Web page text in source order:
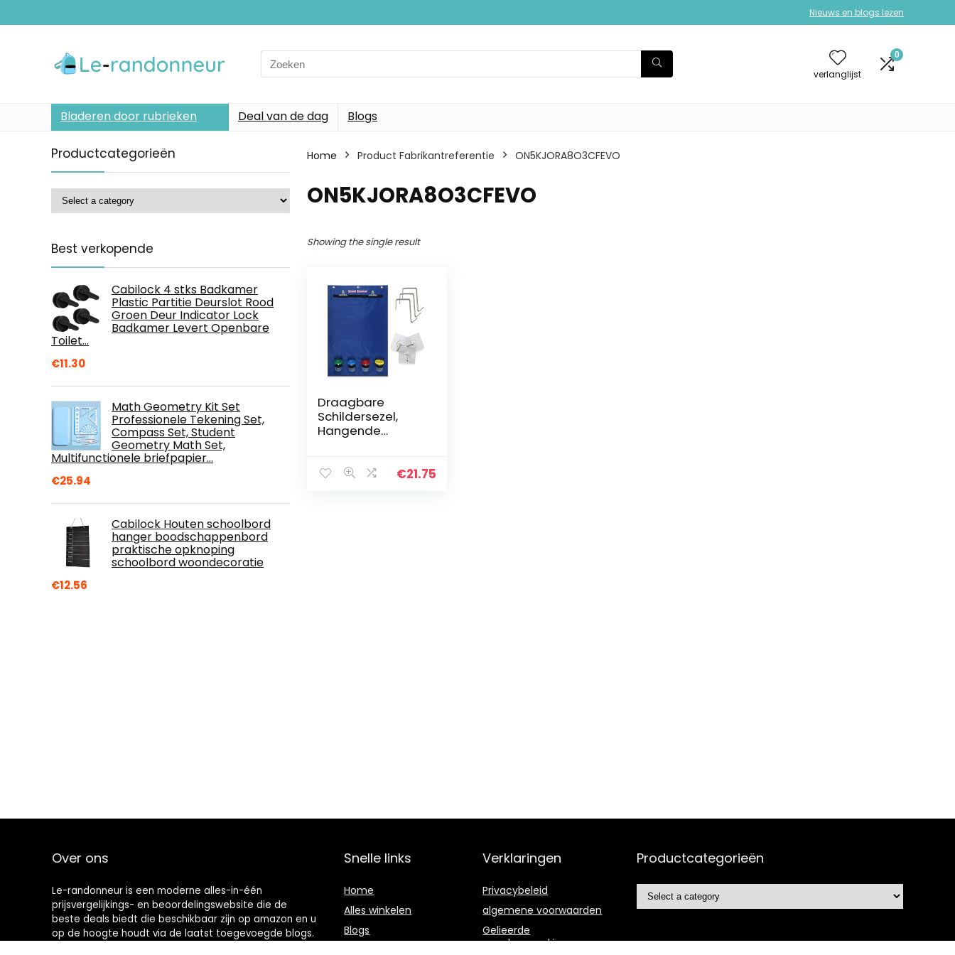
Nieuws en blogs lezen
Search
for:
verlanglijst
0
Bladeren door rubrieken Deal van de dag Blogs
Productcategorieën
Best verkopende
Cabilock 4 stks Badkamer
Plastic Partitie Deurslot Rood
Groen Deur Indicator Lock
Badkamer Levert Openbare
Toilet…
€11.30
Math Geometry Kit Set
Professionele Tekening Set,
Compass Set, Student
Geometry Math Set,
Multifunctionele briefpapier…
€25.94
Cabilock Houten schoolbord
hanger boodschappenbord
praktische opknoping
schoolbord woondecoratie
€12.56
Home Product Fabrikantreferentie ON5KJORA8O3CFEVO
ON5KJORA8O3CFEVO
Showing the single result
Draagbare
Schildersezel,
Hangende
el Voor A2-
€21.75
Over ons
Le-randonneur is een moderne alles-in-één
prijsvergelijkings- en beoordelingswebsite die de
beste deals biedt die beschikbaar zijn op amazon en u
op de hoogte houdt via de laatst toegevoegde blogs.
Snelle links
Home
Alles winkelen
Blogs
Verklaringen
Privacybeleid
algemene voorwaarden
Gelieerde
openbaarmaking
Productcategorieën